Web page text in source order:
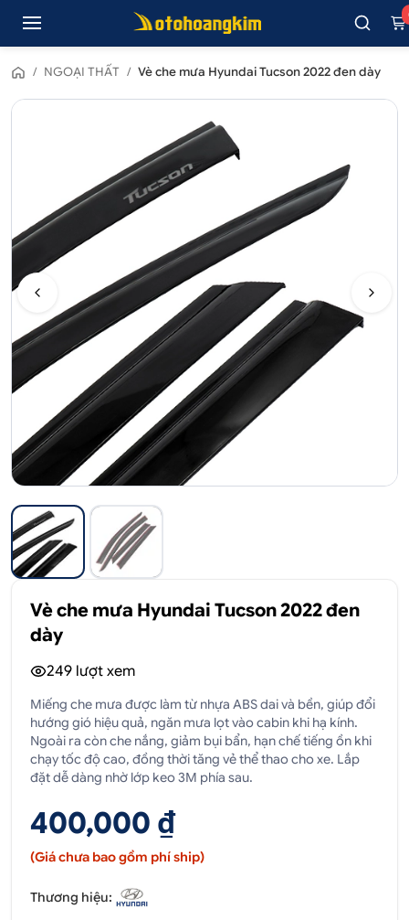
/ NGOẠI THẤT / Vè che mưa Hyundai Tucson 2022 đen dày
Vè che mưa Hyundai Tucson 2022 đen
dày
249 lượt xem
Miếng che mưa được làm từ nhựa ABS dai và bền, giúp đổi
hướng gió hiệu quả, ngăn mưa lọt vào cabin khi hạ kính.
Ngoài ra còn che nắng, giảm bụi bẩn, hạn chế tiếng ồn khi
chạy tốc độ cao, đồng thời tăng vẻ thể thao cho xe. Lắp
đặt dễ dàng nhờ lớp keo 3M phía sau.
400,000 ₫
(Giá chưa bao gồm phí ship)
Thương hiệu: